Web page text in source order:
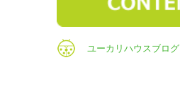
ユーカリハウスブログ